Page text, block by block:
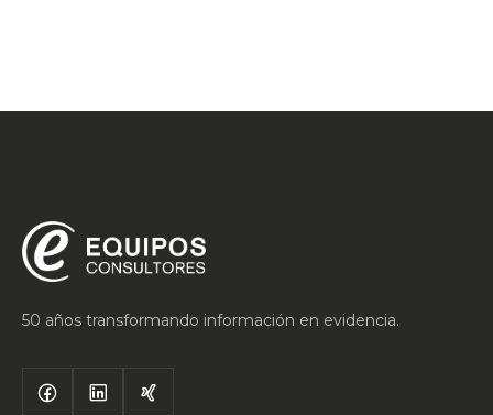
50 años transformando información en evidencia.